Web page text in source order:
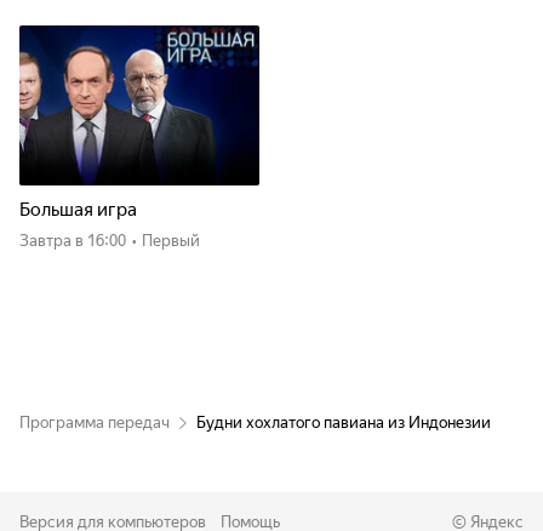
Большая игра
Завтра в 16:00 • Первый
Программа передач Будни хохлатого павиана из Индонезии
Версия для компьютеров Помощь © Яндекс